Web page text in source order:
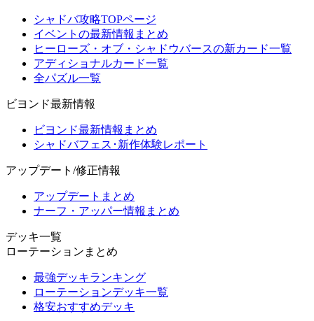
シャドバ攻略TOPページ
イベントの最新情報まとめ
ヒーローズ・オブ・シャドウバースの新カード一覧
アディショナルカード一覧
全パズル一覧
ビヨンド最新情報
ビヨンド最新情報まとめ
シャドバフェス･新作体験レポート
アップデート/修正情報
アップデートまとめ
ナーフ・アッパー情報まとめ
デッキ一覧
ローテーションまとめ
最強デッキランキング
ローテーションデッキ一覧
格安おすすめデッキ